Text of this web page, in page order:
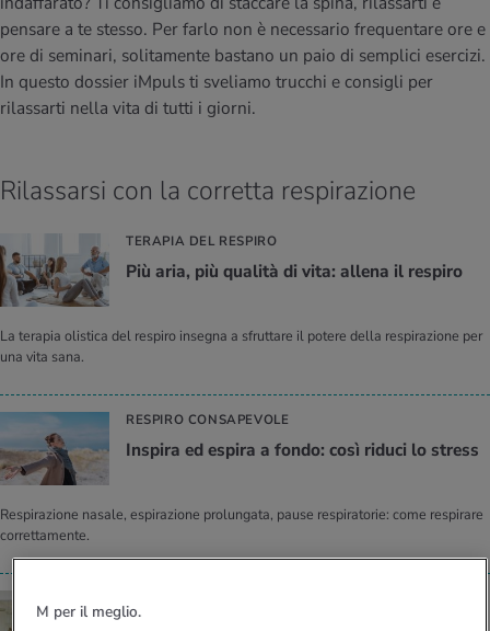
e intolleranze
Calcolatore BMI
invernali
Calcola il consumo calorico
Corsa & Jogging
Lavoro e salute
Rilassamento attivo
delle donne
fisici
Abbassare la pressione sanguigna
D’ATTUALITÀ NELL’AMBITO SERVIZIO
Offerte
Tool, test e quiz
pensare a te stesso. Per farlo non è necessario frequentare ore e
ore di seminari, solitamente bastano un paio di semplici esercizi.
In questo dossier iMpuls ti sveliamo trucchi e consigli per
rilassarti nella vita di tutti i giorni.
Rilassarsi con la corretta respirazione
TERAPIA DEL RESPIRO
Più aria, più qua­li­tà di vita: al­le­na il re­spi­ro
La terapia olistica del respiro insegna a sfruttare il potere della respirazione per
una vita sana.
RESPIRO CONSAPEVOLE
In­spi­ra ed espi­ra a fondo: così ri­du­ci lo stress
Respirazione nasale, espirazione prolungata, pause respiratorie: come respirare
correttamente.
M per il meglio.